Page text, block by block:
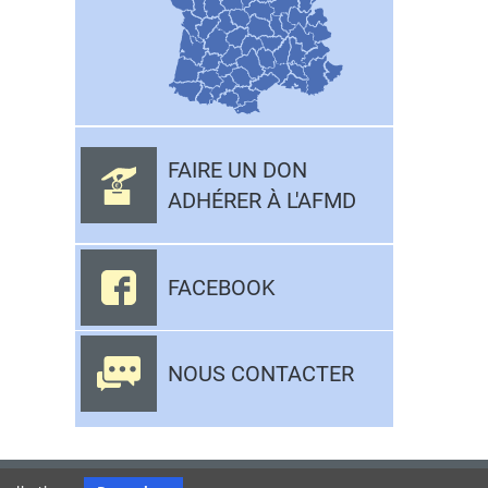
FAIRE UN DON
ADHÉRER À L'AFMD
FACEBOOK
NOUS CONTACTER